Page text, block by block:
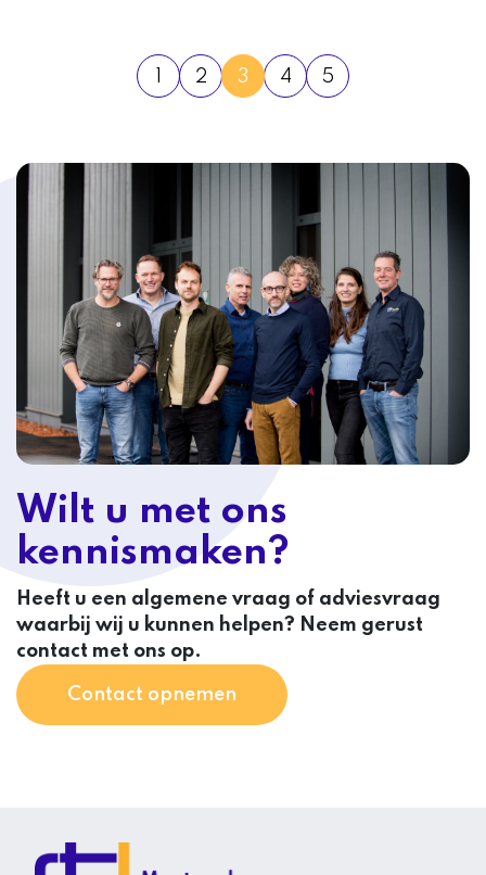
2 3 4 5
Wilt u met ons
kennismaken?
Heeft u een algemene vraag of adviesvraag
waarbij wij u kunnen helpen? Neem gerust
contact met ons op.
Contact opnemen